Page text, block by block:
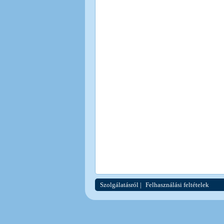
Szolgálatásról | Felhasználási feltételek